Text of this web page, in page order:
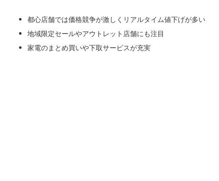
都心店舗では価格競争が激しくリアルタイム値下げが多い
地域限定セールやアウトレット店舗にも注目
家電のまとめ買いや下取サービスが充実